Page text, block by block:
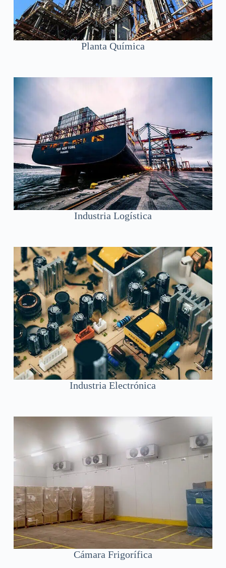
Planta Química
Industria Logística
Industria Electrónica
Cámara Frigorífica